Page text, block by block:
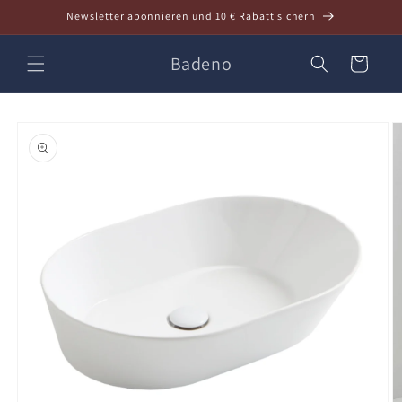
Inhalt
Newsletter abonnieren und 10 € Rabatt sichern
Badeno Warenkorb